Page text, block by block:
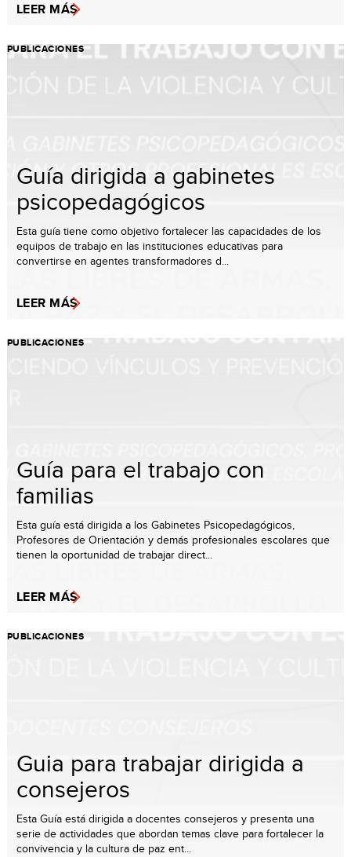
LEER MÁS
PUBLICACIONES
Guía dirigida a gabinetes
psicopedagógicos
Esta guía tiene como objetivo fortalecer las capacidades de los
equipos de trabajo en las instituciones educativas para
convertirse en agentes transformadores d...
LEER MÁS
PUBLICACIONES
Guía para el trabajo con
familias
Esta guía está dirigida a los Gabinetes Psicopedagógicos,
Profesores de Orientación y demás profesionales escolares que
tienen la oportunidad de trabajar direct...
LEER MÁS
PUBLICACIONES
Guia para trabajar dirigida a
consejeros
Esta Guía está dirigida a docentes consejeros y presenta una
serie de actividades que abordan temas clave para fortalecer la
convivencia y la cultura de paz ent...